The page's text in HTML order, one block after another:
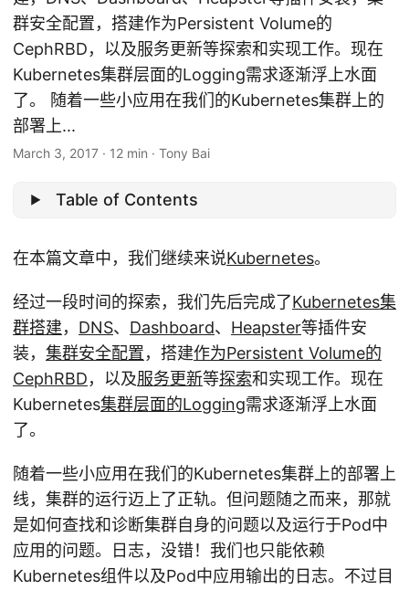
群安全配置，搭建作为Persistent Volume的
CephRBD，以及服务更新等探索和实现工作。现在
Kubernetes集群层面的Logging需求逐渐浮上水面
了。 随着一些小应用在我们的Kubernetes集群上的
部署上...
March 3, 2017 · 12 min · Tony Bai
Table of Contents
在本篇文章中，我们继续来说Kubernetes。
经过一段时间的探索，我们先后完成了Kubernetes集
群搭建， DNS、 Dashboard、 Heapster等插件安
装， 集群安全配置，搭建作为Persistent Volume的
CephRBD，以及服务更新等探索和实现工作。现在
Kubernetes集群层面的Logging需求逐渐浮上水面
了。
随着一些小应用在我们的Kubernetes集群上的部署上
线，集群的运行迈上了正轨。但问题随之而来，那就
是如何查找和诊断集群自身的问题以及运行于Pod中
应用的问题。日志，没错！我们也只能依赖
Kubernetes组件以及Pod中应用输出的日志。不过目